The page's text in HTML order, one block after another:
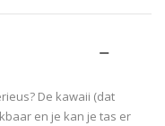
De kawaii (dat
en je kan je tas er